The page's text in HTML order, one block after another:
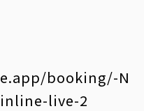
booking/-N
live-2